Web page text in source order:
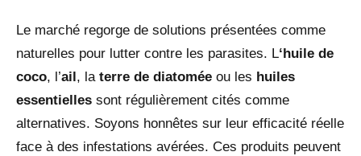
Le marché regorge de solutions présentées comme
naturelles pour lutter contre les parasites. L‘huile de
coco, l’ail , laterre de diatomée ou les huiles
essentielles sont régulièrement cités comme
alternatives. Soyons honnêtes sur leur efficacité réelle
face à des infestations avérées. Ces produits peuvent